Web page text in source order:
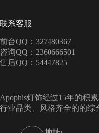
联系客服
前台QQ：327480367
咨询QQ：2360666501
售后QQ：54447825
Apophis灯饰经过15年的积
行业品类、风格齐全的的综